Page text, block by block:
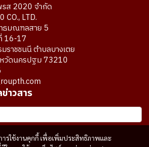
ารใช้งานคุกกี้ เพื่อเพิ่มประสิทธิภาพและ
รส 2020 จำกัด
CO., LTD.
ธมณฑลสาย 5
16-17
าชชนนี ตำบลบางเตย
วัดนครปฐม 73210
าวสาร